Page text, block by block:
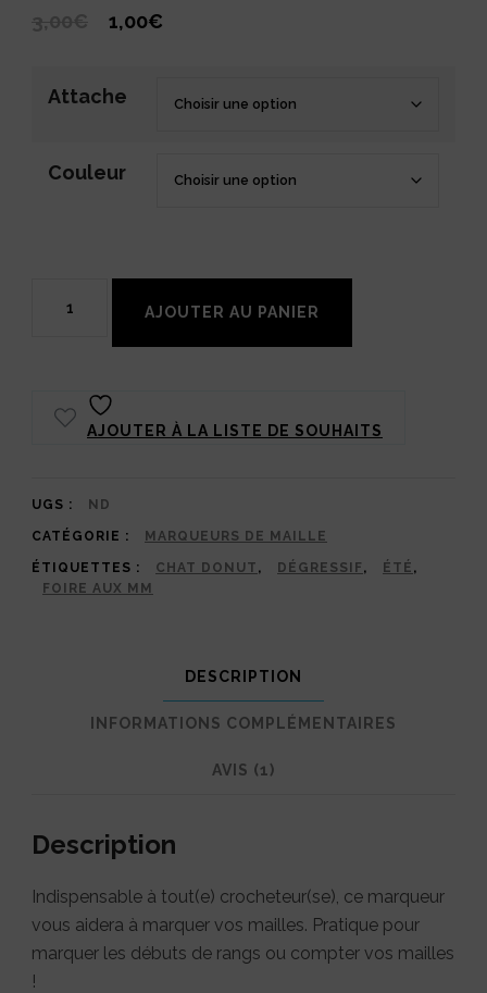
Le
1,00€
est :
Attache
Couleur
de
maille
donut
AJOUTER AU PANIER
AJOUTER À LA LISTE DE SOUHAITS
UGS : ND
CATÉGORIE : MARQUEURS DE MAILLE
ÉTIQUETTES : CHAT DONUT , DÉGRESSIF , ÉTÉ ,
FOIRE AUX MM
DESCRIPTION
INFORMATIONS COMPLÉMENTAIRES
AVIS (1)
Description
Indispensable à tout(e) crocheteur(se), ce marqueur
vous aidera à marquer vos mailles. Pratique pour
marquer les débuts de rangs ou compter vos mailles
!